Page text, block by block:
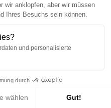
wir anklopfen, aber wir müssen
Ihres Besuchs sein können.
und personalisierte
durch
wählen Gut!